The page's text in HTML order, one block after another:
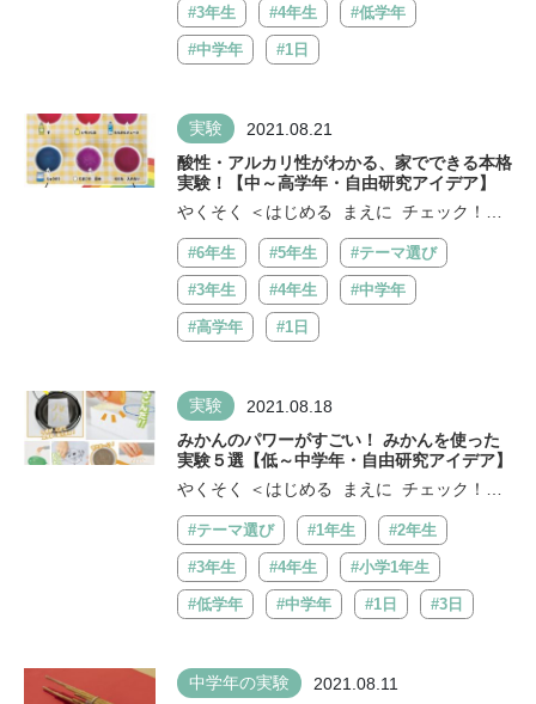
#3年生 #4年生 #低学年
#中学年 #1日
実験 2021.08.21
酸性・アルカリ性がわかる、家でできる本格
実験！【中～高学年・自由研究アイデア】
やくそく ＜はじめる まえに チェック！＞
□ざいりょうを切ると...
#6年生
#5年生 #テーマ選び
#3年生 #4年生 #中学年
#高学年 #1日
実験 2021.08.18
みかんのパワーがすごい！ みかんを使った
実験５選【低～中学年・自由研究アイデア】
やくそく ＜はじめる まえに チェック！＞
□ざいりょうを切ると...
#テーマ選び
#1年生 #2年生
#3年生 #4年生 #小学1年生
#低学年 #中学年 #1日 #3日
中学年の実験 2021.08.11